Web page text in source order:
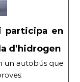
participa en
d’hidrogen
un autobús que